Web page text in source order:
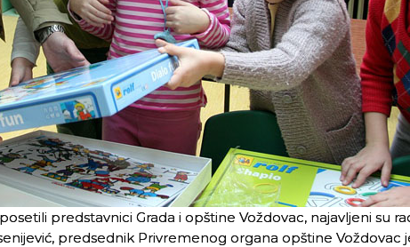
predstavnici Grada i opštine Voždovac, najavljeni su
predsednik Privremenog organa opštine Voždovac